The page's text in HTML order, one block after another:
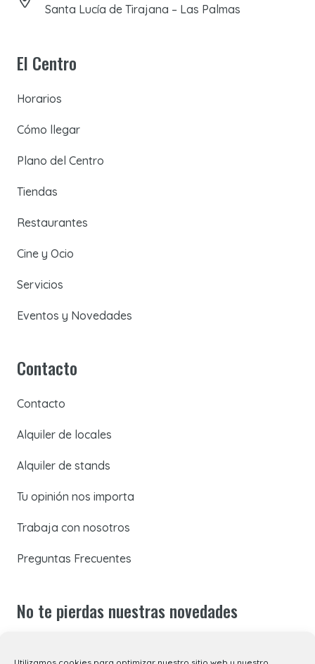
Santa Lucía de Tirajana – Las Palmas
El Centro
Horarios
Cómo llegar
Plano del Centro
Tiendas
Restaurantes
Cine y Ocio
Servicios
Eventos y Novedades
Contacto
Contacto
Alquiler de locales
Alquiler de stands
Tu opinión nos importa
Trabaja con nosotros
Preguntas Frecuentes
No te pierdas nuestras novedades